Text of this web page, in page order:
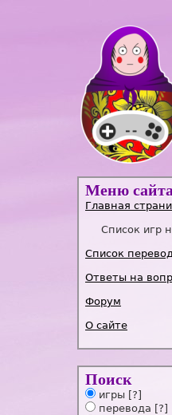
Меню сайта
Главная
Список игр
Список
Ответы на
Форум
О сайте
Поиск
игры [?]
перевода [?]